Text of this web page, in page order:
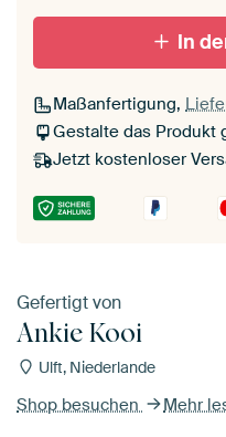
In
Maßanfertigung,
Gestalte das Produkt
Jetzt kostenloser
Gefertigt von
Ankie Kooi
Ulft, Niederlande
Shop besuchen Mehr